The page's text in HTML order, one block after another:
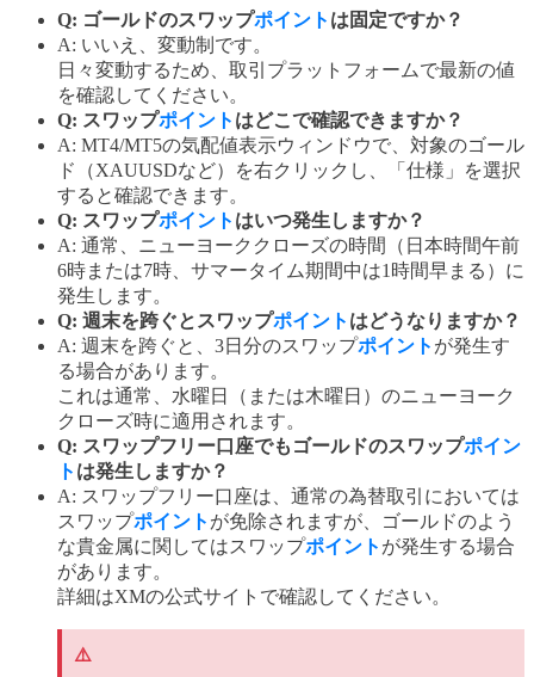
Q: ゴールドのスワップポイント は固定ですか？
A: いいえ、変動制です。
日々変動するため、取引プラットフォームで最新の値
を確認してください。
Q: スワップポイント はどこで確認できますか？
A: MT4/MT5の気配値表示ウィンドウで、対象のゴール
ド（XAUUSDなど）を右クリックし、「仕様」を選択
すると確認できます。
Q: スワップポイント はいつ発生しますか？
A: 通常、ニューヨーククローズの時間（日本時間午前
6時または7時、サマータイム期間中は1時間早まる）に
発生します。
Q: 週末を跨ぐとスワップポイント はどうなりますか？
A: 週末を跨ぐと、3日分のスワップポイント が発生す
る場合があります。
これは通常、水曜日（または木曜日）のニューヨーク
クローズ時に適用されます。
Q: スワップフリー口座でもゴールドのスワップポイン
ト は発生しますか？
A: スワップフリー口座は、通常の為替取引においては
スワップポイント が免除されますが、ゴールドのよう
な貴金属に関してはスワップポイント が発生する場合
があります。
詳細はXMの公式サイトで確認してください。
⚠️